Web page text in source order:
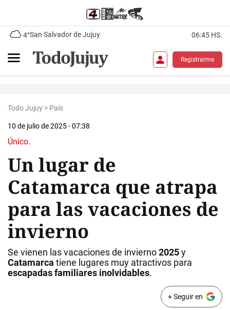
4°San Salvador de Jujuy 06:45 HS.
Registrarme
Todo Jujuy > País
10 de julio de 2025 - 07:38
Único.
Un lugar de
Catamarca que atrapa
para las vacaciones de
invierno
Se vienen las vacaciones de invierno2025y
Catamarca tiene lugares muy atractivos para
escapadas familiares inolvidables.
+ Seguir en